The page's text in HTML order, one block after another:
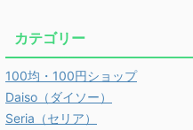
カテゴリー
100均・100円ショップ
Daiso（ダイソー）
Seria（セリア）